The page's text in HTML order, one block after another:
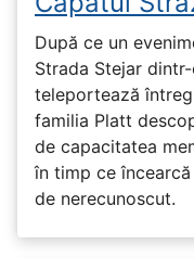
După ce un
Strada Stejar
teleportează
familia Platt
de capacitatea
în timp ce
de nerecunoscut.